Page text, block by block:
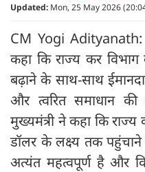
Updated: Mon, 25 May 2026
CM Yogi Adityanath:
कहा कि राज्य कर विभाग
बढ़ाने के साथ-साथ
और त्वरित समाधान की
मुख्यमंत्री ने कहा कि राज्य
डॉलर के लक्ष्य तक
अत्यंत महत्वपूर्ण है और